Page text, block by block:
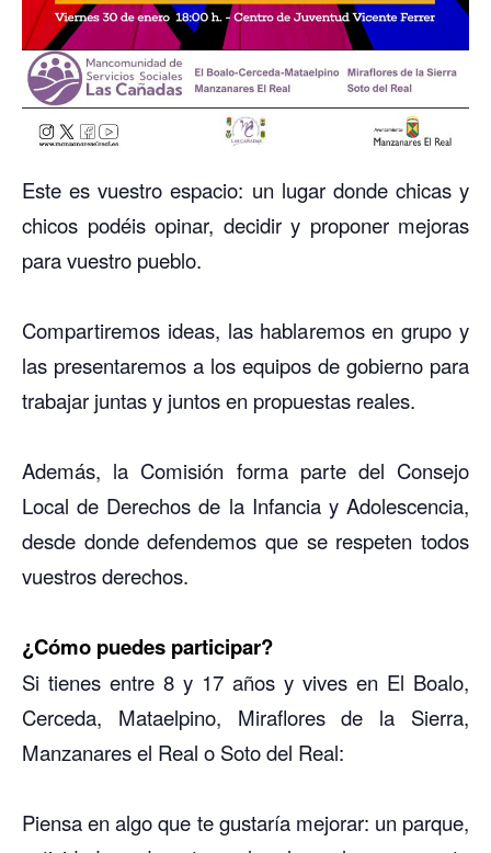
Este es vuestro espacio: un lugar donde chicas y
chicos podéis opinar, decidir y proponer mejoras
para vuestro pueblo.
Compartiremos ideas, las hablaremos en grupo y
las presentaremos a los equipos de gobierno para
trabajar juntas y juntos en propuestas reales.
Además, la Comisión forma parte del Consejo
Local de Derechos de la Infancia y Adolescencia,
desde donde defendemos que se respeten todos
vuestros derechos.
¿Cómo puedes participar?
Si tienes entre 8 y 17 años y vives en El Boalo,
Cerceda, Mataelpino, Miraflores de la Sierra,
Manzanares el Real o Soto del Real:
Piensa en algo que te gustaría mejorar: un parque,